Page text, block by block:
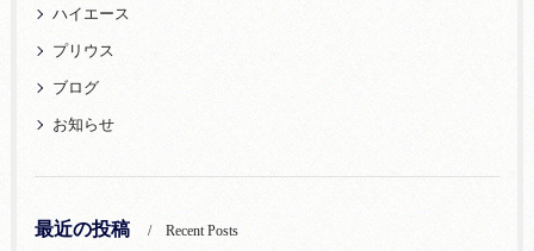
ハイエース
プリウス
ブログ
お知らせ
最近の投稿 Recent Posts